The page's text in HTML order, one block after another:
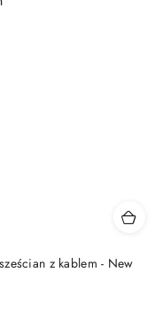
z kablem - New